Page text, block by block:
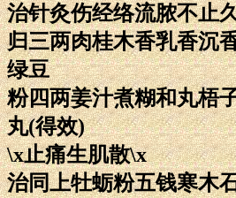
治针灸伤经络流脓不止
归三两肉桂木香乳香沉
绿豆
粉四两姜汁煮糊和丸梧
丸(得效)
\x止痛生肌散\x
治同上牡蛎粉五钱寒木